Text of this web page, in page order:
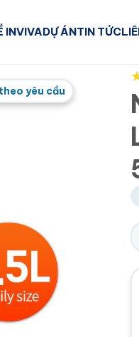
INVIVADỰ ÁNTIN TỨC
yêu cầu